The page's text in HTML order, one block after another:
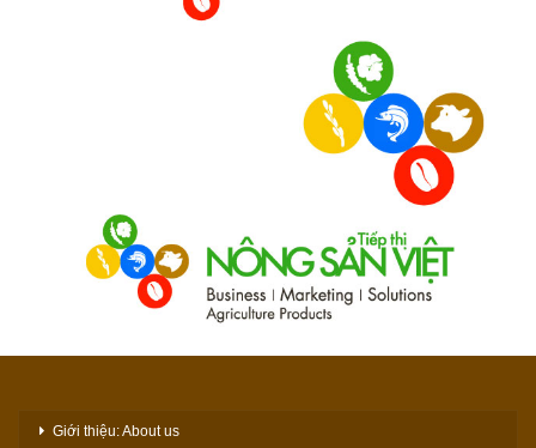
Giới thiệu: About us